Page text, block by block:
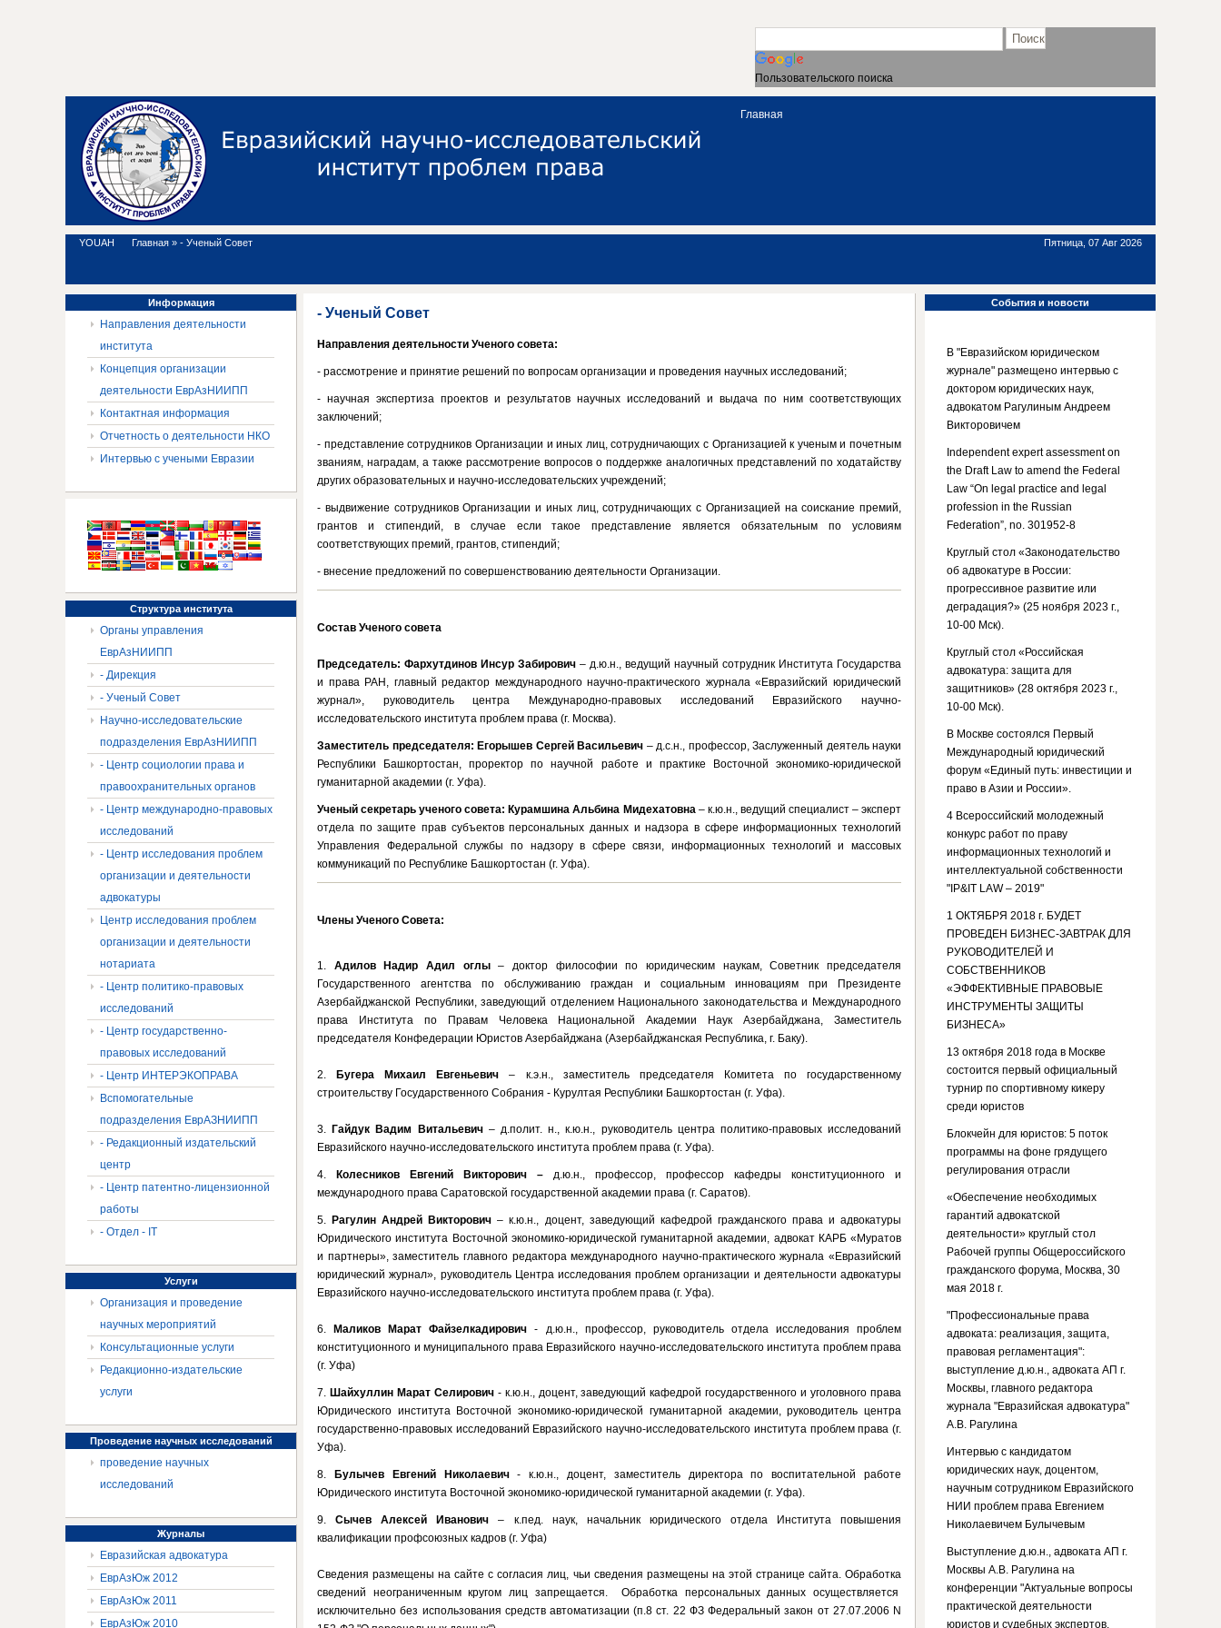
Пользовательского поиска
Главная
YOUAH Главная » - Ученый Совет Пятница, 07 Авг 2026
- Ученый Совет
Направления деятельности Ученого совета:
- рассмотрение и принятие решений по вопросам организации и проведения научных исследований;
- научная экспертиза проектов и результатов научных исследований и выдача по ним соответствующих
заключений;
- представление сотрудников Организации и иных лиц, сотрудничающих с Организацией к ученым и почетным
званиям, наградам, а также рассмотрение вопросов о поддержке аналогичных представлений по ходатайству
других образовательных и научно-исследовательских учреждений;
- выдвижение сотрудников Организации и иных лиц, сотрудничающих с Организацией на соискание премий,
грантов и стипендий, в случае если такое представление является обязательным по условиям
соответствующих премий, грантов, стипендий;
- внесение предложений по совершенствованию деятельности Организации.
Состав Ученого совета
Председатель: Фархутдинов Инсур Забирович – д.ю.н., ведущий научный сотрудник Института Государства
и права РАН, главный редактор международного научно-практического журнала «Евразийский юридический
журнал», руководитель центра Международно-правовых исследований Евразийского научно-
исследовательского института проблем права (г. Москва).
Заместитель председателя: Егорышев Сергей Васильевич – д.с.н., профессор, Заслуженный деятель науки
Республики Башкортостан, проректор по научной работе и практике Восточной экономико-юридической
гуманитарной академии (г. Уфа).
Ученый секретарь ученого совета: Курамшина Альбина Мидехатовна– к.ю.н., ведущий специалист – эксперт
отдела по защите прав субъектов персональных данных и надзора в сфере информационных технологий
Управления Федеральной службы по надзору в сфере связи, информационных технологий и массовых
коммуникаций по Республике Башкортостан (г. Уфа).
Члены Ученого Совета:
1. Адилов Надир Адил оглы– доктор философии по юридическим наукам, Cоветник председателя
Государственного агентства по обслуживанию граждан и социальным инновациям при Президенте
Азербайджанской Республики, заведующий отделением Hационального законодательства и Mеждународного
права Института по Правам Человека Национальной Академии Наук Азербайджана, Заместитель
председателя Конфедерации Юристов Азербайджана (Азербайджанская Республика, г. Баку).
2. Бугера Михаил Евгеньевич – к.э.н., заместитель председателя Комитета по государственному
строительству Государственного Собрания - Курултая Республики Башкортостан (г. Уфа).
3. Гайдук Вадим Витальевич– д.полит. н., к.ю.н., руководитель центра политико-правовых исследований
Евразийского научно-исследовательского института проблем права (г. Уфа).
4. Колесников Евгений Викторович –д.ю.н., профессор,
профессор кафедры конституционного и
международного права Саратовской государственной академии права (г. Саратов).
5. Рагулин Андрей Викторович – к.ю.н., доцент, заведующий кафедрой гражданского права и адвокатуры
Юридического института Восточной экономико-юридической гуманитарной академии, адвокат КАРБ «Муратов
и партнеры», заместитель главного редактора международного научно-практического журнала «Евразийский
юридический журнал», руководитель Центра исследования проблем организации и деятельности адвокатуры
Евразийского научно-исследовательского института проблем права (г. Уфа).
6. Маликов Марат Файзелкадирович - д.ю.н., профессор, руководитель отдела исследования проблем
конституционного и муниципального права Евразийского научно-исследовательского института проблем права
(г. Уфа)
7. Шайхуллин Марат Селирович- к.ю.н., доцент, заведующий кафедрой государственного и уголовного права
Юридического института Восточной экономико-юридической гуманитарной академии, руководитель центра
государственно-правовых исследований Евразийского научно-исследовательского института проблем права (г.
Уфа).
8. Булычев Евгений Николаевич- к.ю.н., доцент, заместитель директора по воспитательной работе
Юридического института Восточной экономико-юридической гуманитарной академии (г. Уфа).
9.Сычев Алексей Иванович – к.пед. наук, начальник юридического отдела Института повышения
квалификации профсоюзных кадров (г. Уфа)
Сведения размещены на сайте с согласия лиц, чьи сведения размещены на этой странице сайта. Обработка
сведений неограниченным кругом лиц запрещается. Обработка персональных данных осуществляется
исключительно без использования средств автоматизации (п.8 ст. 22 ФЗ Федеральный закон от 27.07.2006 N
Информация
Направления деятельности
института
Концепция организации
деятельности ЕврАзНИИПП
Контактная информация
Отчетность о деятельности НКО
Интервью с учеными Евразии
Структураинститута
Органы управления
ЕврАзНИИПП
- Дирекция
- Ученый Совет
Научно-исследовательские
подразделения ЕврАзНИИПП
- Центр социологии права и
правоохранительных органов
- Центр международно-правовых
исследований
- Центр исследования проблем
организации и деятельности
адвокатуры
Центр исследования проблем
организации и деятельности
нотариата
- Центр политико-правовых
исследований
- Центр государственно-
правовых исследований
- Центр ИНТЕРЭКОПРАВА
Вспомогательные
подразделения ЕврАЗНИИПП
- Редакционный издательский
центр
- Центр патентно-лицензионной
работы
- Отдел - IT
Услуги
Организация и проведение
научных мероприятий
Консультационные услуги
Редакционно-издательские
услуги
Проведениенаучных исследований
проведение научных
исследований
Журналы
Евразийская адвокатура
ЕврАзЮж 2012
ЕврАзЮж 2011
ЕврАзЮж 2010
События и новости
В "Евразийском юридическом
журнале" размещено интервью с
доктором юридических наук,
адвокатом Рагулиным Андреем
Викторовичем
Independent expert assessment on
the Draft Law to amend the Federal
Law “On legal practice and legal
profession in the Russian
Federation”, no. 301952-8
Круглый стол «Законодательство
об адвокатуре в России:
прогрессивное развитие или
деградация?» (25 ноября 2023 г.,
10-00 Мск).
Круглый стол «Российская
адвокатура: защита для
защитников» (28 октября 2023 г.,
10-00 Мск).
В Москве состоялся Первый
Международный юридический
форум «Единый путь: инвестиции и
право в Азии и России».
4 Всероссийский молодежный
конкурс работ по праву
информационных технологий и
интеллектуальной собственности
"IP&IT LAW – 2019"
1 ОКТЯБРЯ 2018 г. БУДЕТ
ПРОВЕДЕН БИЗНЕС-ЗАВТРАК ДЛЯ
РУКОВОДИТЕЛЕЙ И
СОБСТВЕННИКОВ
«ЭФФЕКТИВНЫЕ ПРАВОВЫЕ
ИНСТРУМЕНТЫ ЗАЩИТЫ
БИЗНЕСА»
13 октября 2018 года в Москве
состоится первый официальный
турнир по спортивному кикеру
среди юристов
Блокчейн для юристов: 5 поток
программы на фоне грядущего
регулирования отрасли
«Обеспечение необходимых
гарантий адвокатской
деятельности» круглый стол
Рабочей группы Общероссийского
гражданского форума, Москва, 30
мая 2018 г.
"Профессиональные права
адвоката: реализация, защита,
правовая регламентация":
выступление д.ю.н., адвоката АП г.
Москвы, главного редактора
журнала "Евразийская адвокатура"
А.В. Рагулина
Интервью с кандидатом
юридических наук, доцентом,
научным сотрудником Евразийского
НИИ проблем права Евгением
Николаевичем Булычевым
Выступление д.ю.н., адвоката АП г.
Москвы А.В. Рагулина на
конференции "Актуальные вопросы
практической деятельности
юристов и судебных экспертов.